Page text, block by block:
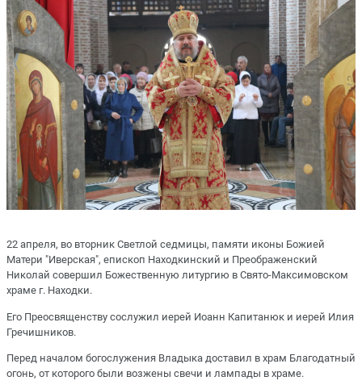
22 апреля, во вторник Светлой седмицы, памяти иконы Божией
Матери "Иверская", епископ Находкинский и Преображенский
Николай совершил Божественную литургию в Свято-Максимовском
храме г. Находки.
Его Преосвященству сослужил иерей Иоанн Капитанюк и иерей Илия
Гречишников.
Перед началом богослужения Владыка доставил в храм Благодатный
огонь, от которого были возжены свечи и лампады в храме.